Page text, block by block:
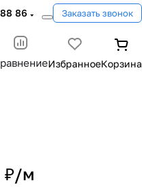
86 Заказать звонок
₽/м